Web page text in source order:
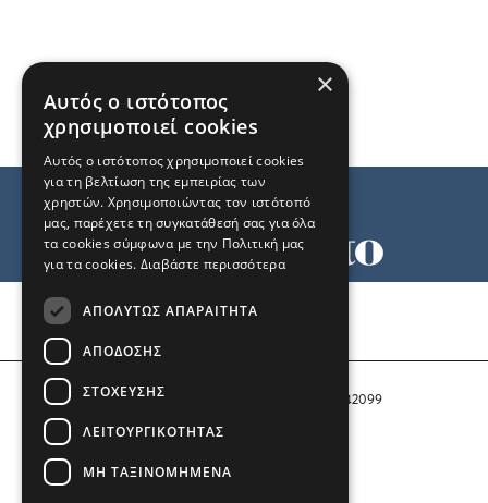
Αριθμός Πιστοποίησης Μ.Η.Τ. 242099
COPYRIGHT © 2026 Το Μανιφέστο
×
Αυτός ο ιστότοπος
χρησιμοποιεί cookies
Αυτός ο ιστότοπος χρησιμοποιεί cookies
για τη βελτίωση της εμπειρίας των
χρηστών. Χρησιμοποιώντας τον ιστότοπό
μας, παρέχετε τη συγκατάθεσή σας για όλα
τα cookies σύμφωνα με την Πολιτική μας
για τα cookies. Διαβάστε περισσότερα
ΑΠΟΛΎΤΩΣ ΑΠΑΡΑΊΤΗΤΑ
ΑΠΌΔΟΣΗΣ
ΣΤΌΧΕΥΣΗΣ
ΛΕΙΤΟΥΡΓΙΚΌΤΗΤΑΣ
ΜΗ ΤΑΞΙΝΟΜΗΜΈΝΑ